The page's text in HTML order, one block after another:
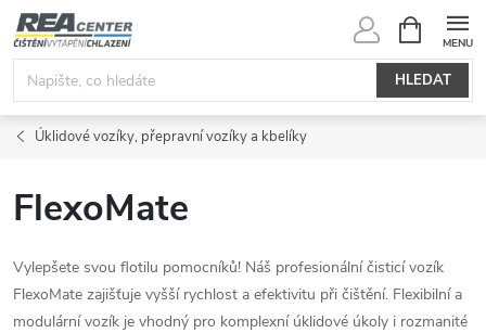
Přejít
na
obsah
HLEDAT
NÁKUPNÍ
KOŠÍK
Úklidové vozíky, přepravní vozíky a kbelíky
FlexoMate
Vylepšete svou flotilu pomocníků! Náš profesionální čisticí vozík
FlexoMate zajišťuje vyšší rychlost a efektivitu při čištění. Flexibilní a
modulární vozík je vhodný pro komplexní úklidové úkoly i rozmanité